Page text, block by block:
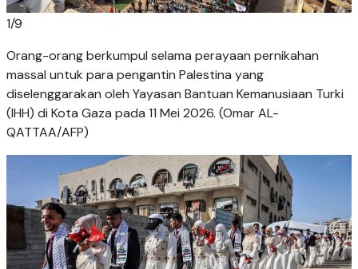
1/9
Orang-orang berkumpul selama perayaan pernikahan
massal untuk para pengantin Palestina yang
diselenggarakan oleh Yayasan Bantuan Kemanusiaan Turki
(IHH) di Kota Gaza pada 11 Mei 2026. (Omar AL-
QATTAA/AFP)